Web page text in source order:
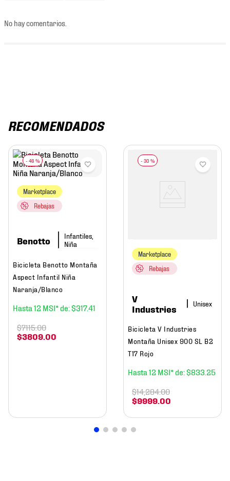
No hay comentarios.
RECOMENDADOS
- 46 %
Marketplace
Rebajas
Benotto
Infantiles,
Niña
Bicicleta Benotto Montaña
Aspect Infantil Niña
Naranja/Blanco
12 $317.41
$3809.00
$7115.00
- 30 %
Marketplace
Rebajas
V
Industries
Bicicleta V Industries
Montaña Unisex 900 SL B2
T17 Rojo
12 $833 25
$9999.00
$14,284.00